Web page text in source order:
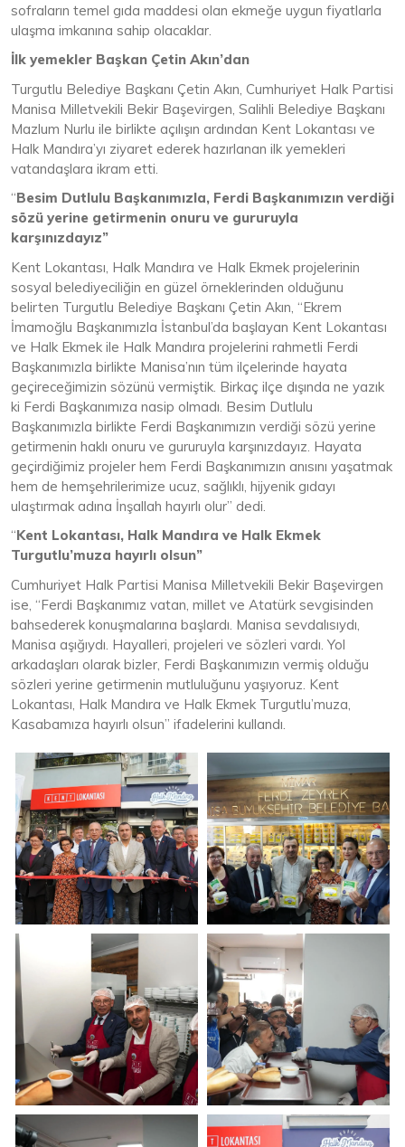
sofraların temel gıda maddesi olan ekmeğe uygun fiyatlarla
ulaşma imkanına sahip olacaklar.
İlk yemekler Başkan Çetin Akın’dan
Turgutlu Belediye Başkanı Çetin Akın, Cumhuriyet Halk Partisi
Manisa Milletvekili Bekir Başevirgen, Salihli Belediye Başkanı
Mazlum Nurlu ile birlikte açılışın ardından Kent Lokantası ve
Halk Mandıra’yı ziyaret ederek hazırlanan ilk yemekleri
vatandaşlara ikram etti.
“Besim Dutlulu Başkanımızla, Ferdi Başkanımızın verdiği
sözü yerine getirmenin onuru ve gururuyla
karşınızdayız”
Kent Lokantası, Halk Mandıra ve Halk Ekmek projelerinin
sosyal belediyeciliğin en güzel örneklerinden olduğunu
belirten Turgutlu Belediye Başkanı Çetin Akın, “Ekrem
İmamoğlu Başkanımızla İstanbul’da başlayan Kent Lokantası
ve Halk Ekmek ile Halk Mandıra projelerini rahmetli Ferdi
Başkanımızla birlikte Manisa’nın tüm ilçelerinde hayata
geçireceğimizin sözünü vermiştik. Birkaç ilçe dışında ne yazık
ki Ferdi Başkanımıza nasip olmadı. Besim Dutlulu
Başkanımızla birlikte Ferdi Başkanımızın verdiği sözü yerine
getirmenin haklı onuru ve gururuyla karşınızdayız. Hayata
geçirdiğimiz projeler hem Ferdi Başkanımızın anısını yaşatmak
hem de hemşehrilerimize ucuz, sağlıklı, hijyenik gıdayı
ulaştırmak adına İnşallah hayırlı olur” dedi.
“Kent Lokantası, Halk Mandıra ve Halk Ekmek
Turgutlu’muza hayırlı olsun”
Cumhuriyet Halk Partisi Manisa Milletvekili Bekir Başevirgen
ise, “Ferdi Başkanımız vatan, millet ve Atatürk sevgisinden
bahsederek konuşmalarına başlardı. Manisa sevdalısıydı,
Manisa aşığıydı. Hayalleri, projeleri ve sözleri vardı. Yol
arkadaşları olarak bizler, Ferdi Başkanımızın vermiş olduğu
sözleri yerine getirmenin mutluluğunu yaşıyoruz. Kent
Lokantası, Halk Mandıra ve Halk Ekmek Turgutlu’muza,
Kasabamıza hayırlı olsun” ifadelerini kullandı.